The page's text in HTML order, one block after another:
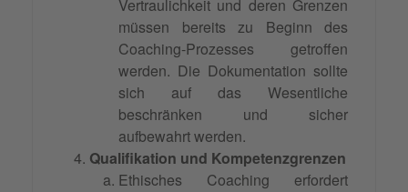
Vertraulichkeit und deren Grenzen
müssen bereits zu Beginn des
Coaching-Prozesses getroffen
werden. Die Dokumentation sollte
sich auf das Wesentliche
beschränken und sicher
aufbewahrt werden.
Qualifikation und Kompetenzgrenzen
Ethisches Coaching erfordert